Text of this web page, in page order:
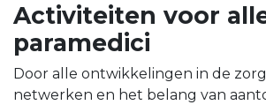
Activiteiten voor
paramedici
Door alle ontwikkelingen in de
netwerken en het belang van